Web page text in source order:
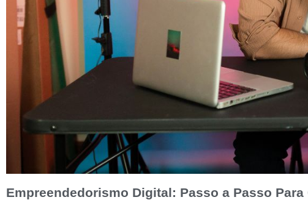
Empreendedorismo Digital: Passo a Passo Para